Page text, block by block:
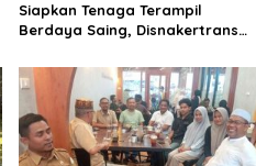
Siapkan Tenaga Terampil
Berdaya Saing, Disnakertrans
Kerja 2026